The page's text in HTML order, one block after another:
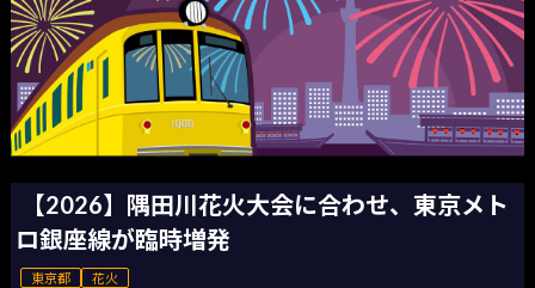
【2026】隅田川花火大会に合わせ、東京メト
ロ銀座線が臨時増発
東京都 花火